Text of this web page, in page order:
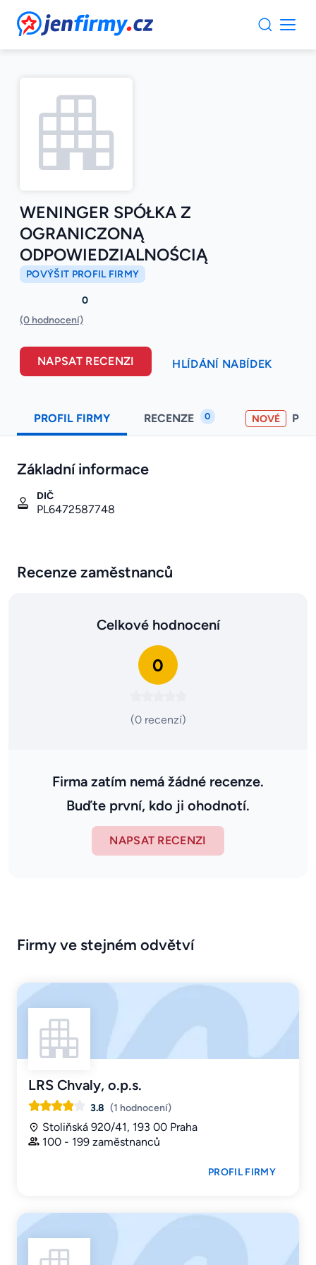
JenFirmy.cz
WENINGER SPÓŁKA Z
OGRANICZONĄ
ODPOWIEDZIALNOŚCIĄ
POVÝŠIT PROFIL FIRMY
0
(0 hodnocení)
NAPSAT RECENZI HLÍDÁNÍ NABÍDEK
PROFIL FIRMY RECENZE 0 NOVÉ
Základní informace
DIČ
PL6472587748
Recenze zaměstnanců
Celkové hodnocení
0
(0 recenzí)
Firma zatím nemá žádné recenze.
Buďte první, kdo ji ohodnotí.
NAPSAT RECENZI
Firmy ve stejném odvětví
LRS Chvaly, o.p.s.
3.8 (1 hodnocení)
Stoliňská 920/41, 193 00 Praha
100 - 199 zaměstnanců
PROFIL FIRMY